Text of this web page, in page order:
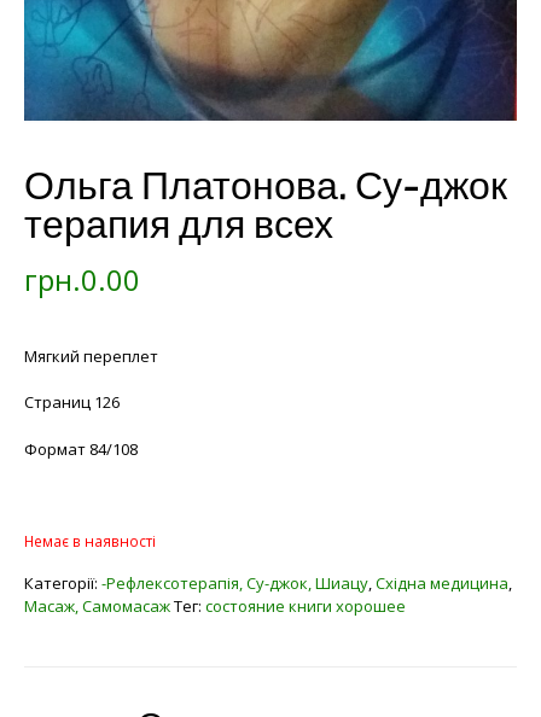
Ольга Платонова. Су-джок
терапия для всех
грн.0.00
Мягкий переплет
Страниц 126
Формат 84/108
Немає в наявності
Категорії: -Рефлексотерапія, Су-джок, Шиацу,Східна медицина,
Масаж, СамомасажТег: состояние книги хорошее